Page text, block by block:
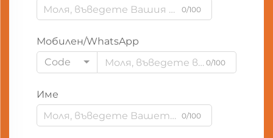
0/100
Мобилен/WhatsApp
Code
0/100
Име
0/100